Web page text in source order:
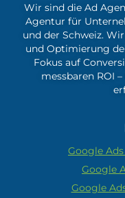
Wir sind die Ad
Agentur für
und der Schweiz.
und Optimierung
Fokus auf
messbaren ROI
Google
Google
Google